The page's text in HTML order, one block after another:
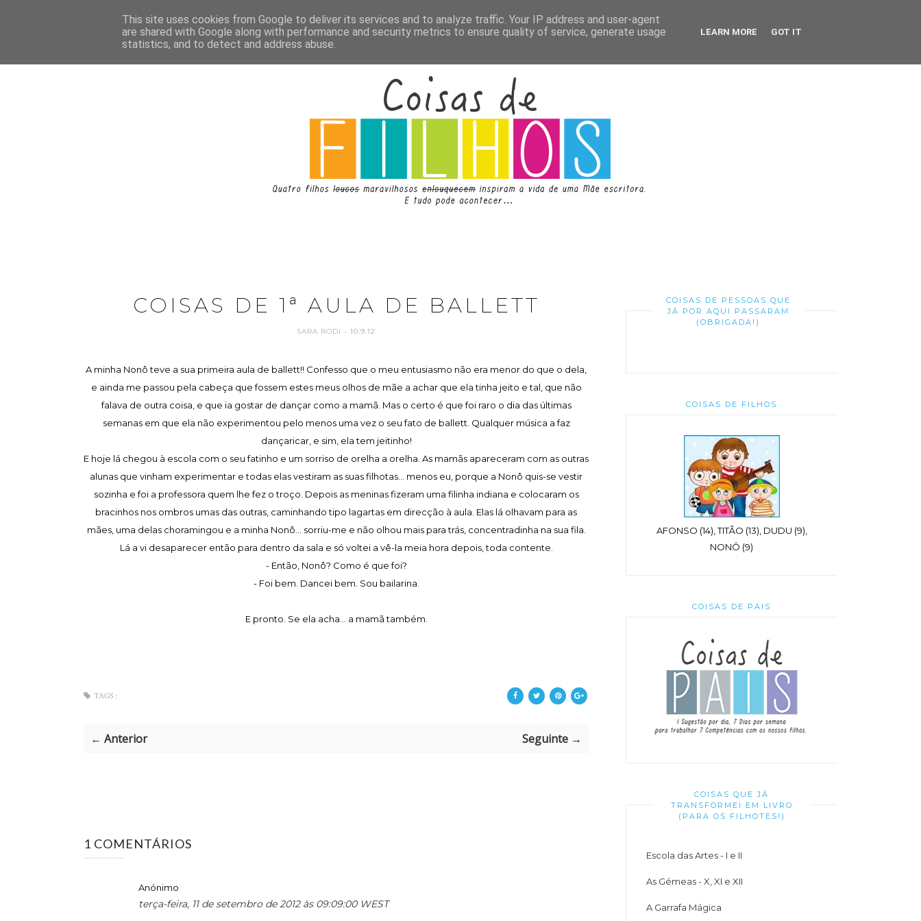
COISAS DE 1ª AULA DE BALLETT
SARA RODI - 10.9.12
A minha Nonô teve a sua primeira aula de ballett!! Confesso que o meu entusiasmo não era menor do que o dela,
e ainda me passou pela cabeça que fossem estes meus olhos de mãe a achar que ela tinha jeito e tal, que não
falava de outra coisa, e que ia gostar de dançar como a mamã. Mas o certo é que foi raro o dia das últimas
semanas em que ela não experimentou pelo menos uma vez o seu fato de ballett. Qualquer música a faz
dançaricar, e sim, ela tem jeitinho!
E hoje lá chegou à escola com o seu fatinho e um sorriso de orelha a orelha. As mamãs apareceram com as outras
alunas que vinham experimentar e todas elas vestiram as suas filhotas... menos eu, porque a Nonô quis-se vestir
sozinha e foi a professora quem lhe fez o troço. Depois as meninas fizeram uma filinha indiana e colocaram os
bracinhos nos ombros umas das outras, caminhando tipo lagartas em direcção à aula. Elas lá olhavam para as
mães, uma delas choramingou e a minha Nonô... sorriu-me e não olhou mais para trás, concentradinha na sua fila.
Lá a vi desaparecer então para dentro da sala e só voltei a vê-la meia hora depois, toda contente.
- Então, Nonô? Como é que foi?
- Foi bem. Dancei bem. Sou bailarina.
E pronto. Se ela acha... a mamã também.
TAGS :
← Anterior Seguinte →
1 COMENTÁRIOS
Anónimo
terça-feira, 11 de setembro de 2012 às 09:09:00 WEST
COISAS DE PESSOAS QUE
JÁ POR AQUI PASSARAM
(OBRIGADA!)
COISAS DE FILHOS
AFONSO (14), TITÃO (13), DUDU (9),
NONÔ (9)
COISAS DE PAIS
COISAS QUE JÁ
TRANSFORMEI EM LIVRO
(PARA OS FILHOTES!)
Escola das Artes - I e II
As Gémeas - X, XI e XII
A Garrafa Mágica
This site uses cookies from Google to deliver its services and to analyze traffic. Your IP address and user-agent
are shared with Google along with performance and security metrics to ensure quality of service, generate usage
statistics, and to detect and address abuse.
LEARN MORE GOT IT